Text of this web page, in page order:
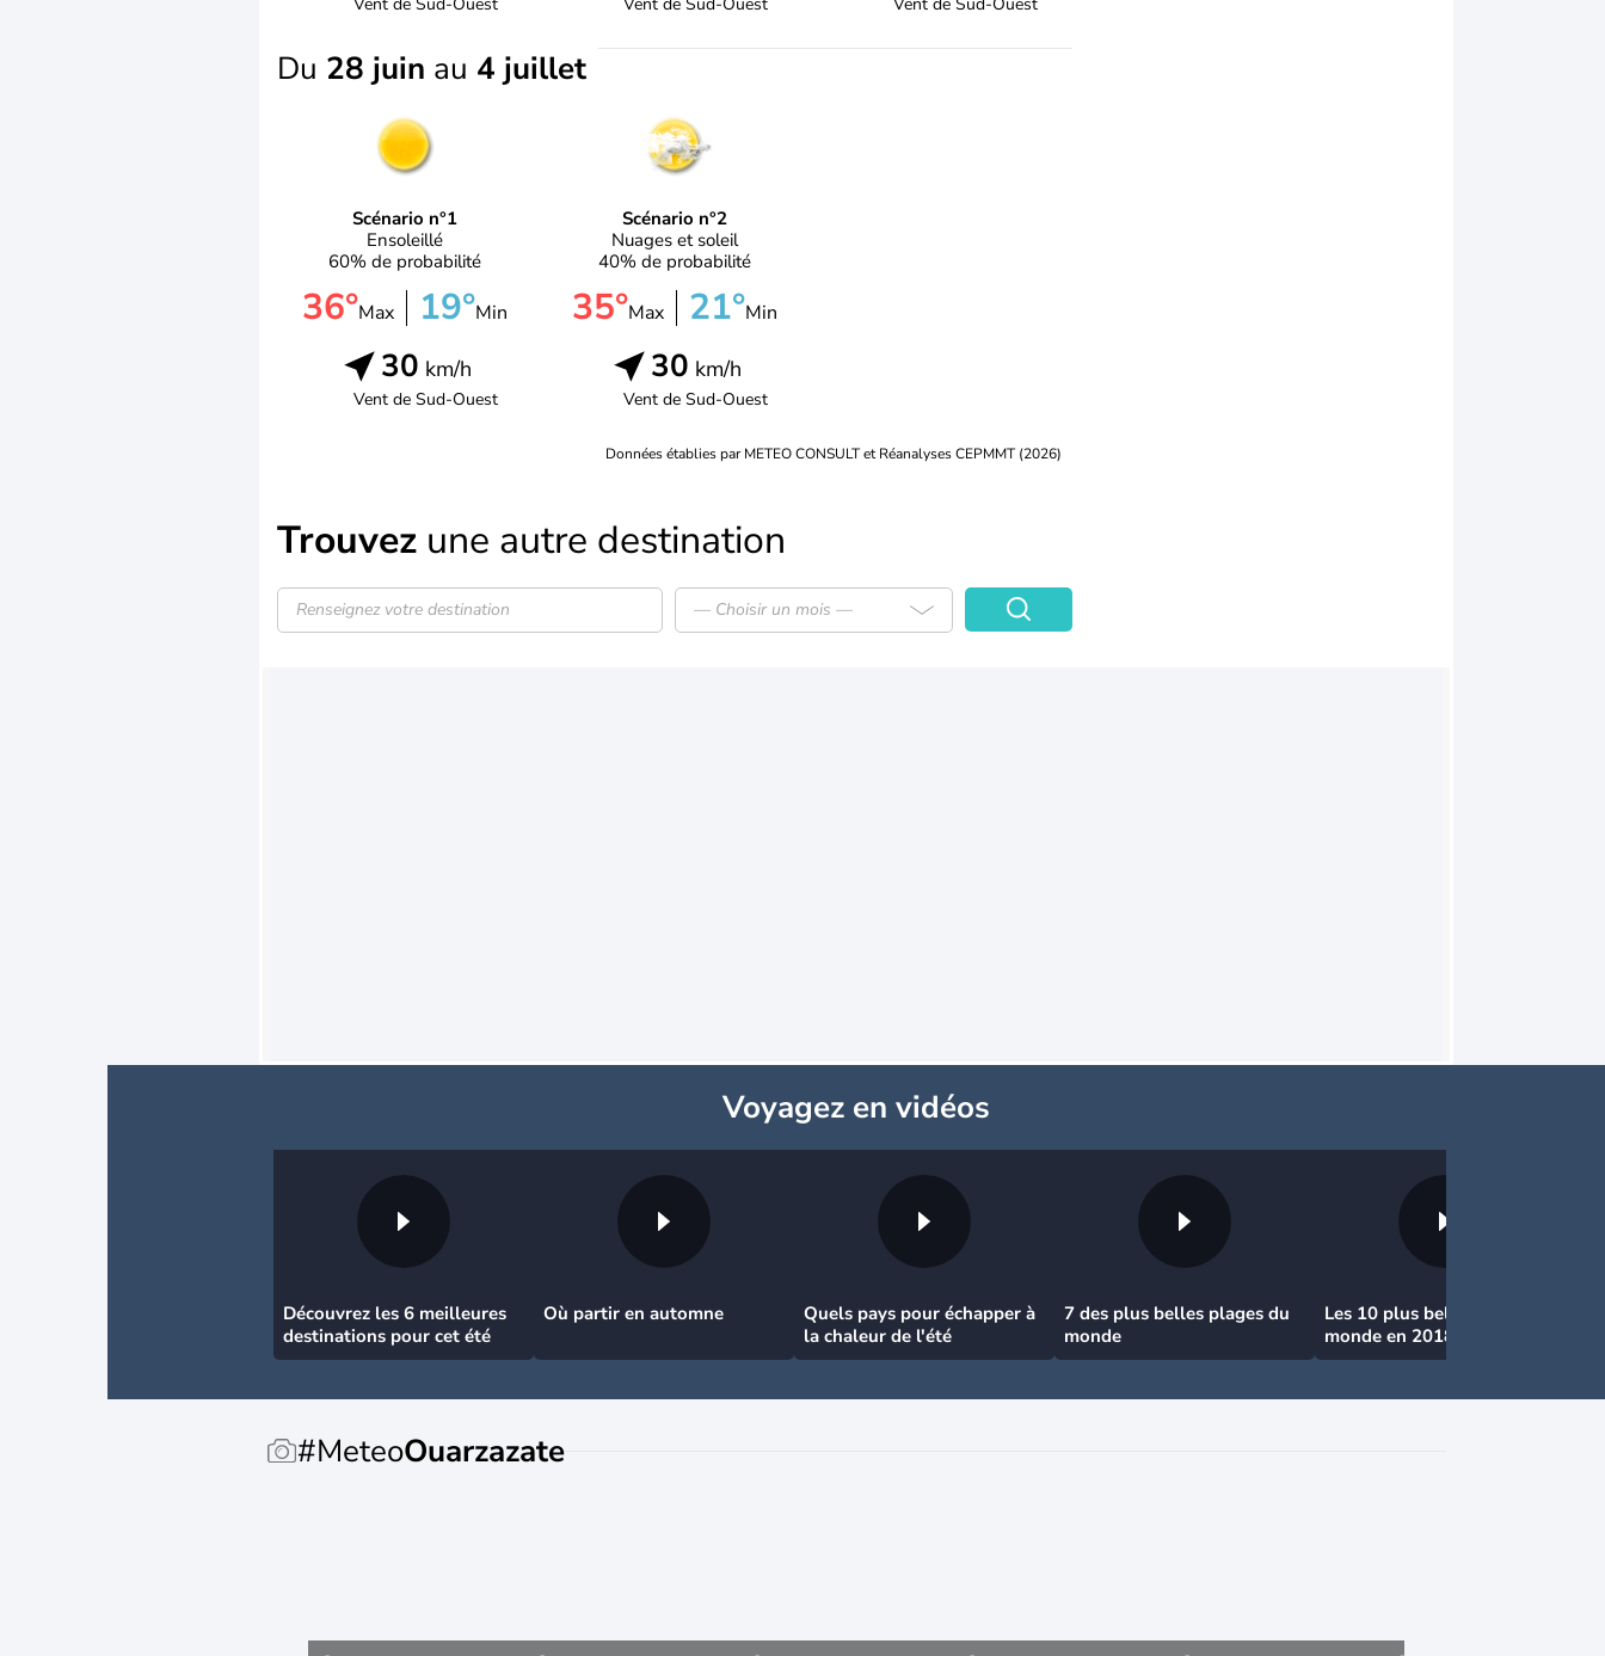
Vent deSud-Ouest Vent deSud-Ouest Vent deSud-Ouest
Du 28 juin au 4 juillet
Scénario n°1
Ensoleillé
60% de probabilité
36°Max 19°Min
30 km/h
Vent deSud-Ouest
Scénario n°2
Nuages et soleil
40% de probabilité
35°Max 21°Min
30 km/h
Vent deSud-Ouest
Données établies par METEO CONSULT et Réanalyses CEPMMT (2026)
Trouvez une autre destination
— Choisir un mois —
Voyagez en vidéos
Découvrez les 6 meilleures
destinations pour cet été
Où partir en automne
Quels pays pour échapper à
la chaleur de l'été
7 des plus belles plages du
monde
Les 10 plus belles plages au
monde en 2018
#MeteoOuarzazate